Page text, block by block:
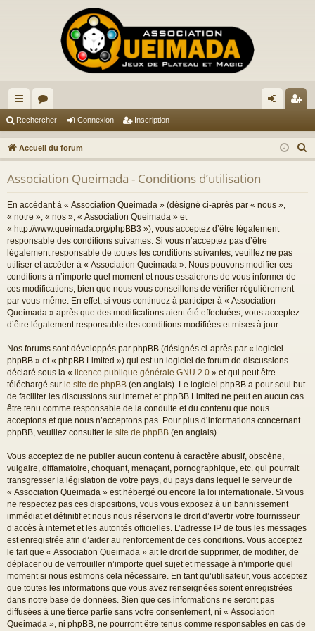
ac
co
ur
ci
s
or
u
m
s
ne
xi
cri
pti
Rechercher Connexion Inscription
Accueil du forum
e
Association Queimada - Conditions d’utilisation
En accédant à « Association Queimada » (désigné ci-après par « nous »,
« notre », « nos », « Association Queimada » et
« http://www.queimada.org/phpBB3 »), vous acceptez d’être légalement
responsable des conditions suivantes. Si vous n’acceptez pas d’être
légalement responsable de toutes les conditions suivantes, veuillez ne pas
utiliser et accéder à « Association Queimada ». Nous pouvons modifier ces
conditions à n’importe quel moment et nous essaierons de vous informer de
ces modifications, bien que nous vous conseillons de vérifier régulièrement
par vous-même. En effet, si vous continuez à participer à « Association
Queimada » après que des modifications aient été effectuées, vous acceptez
d’être légalement responsable des conditions modifiées et mises à jour.
Nos forums sont développés par phpBB (désignés ci-après par « logiciel
phpBB » et « phpBB Limited ») qui est un logiciel de forum de discussions
déclaré sous la « licence publique générale GNU 2.0 » et qui peut être
téléchargé sur le site de phpBB (en anglais). Le logiciel phpBB a pour seul but
de faciliter les discussions sur internet et phpBB Limited ne peut en aucun cas
être tenu comme responsable de la conduite et du contenu que nous
acceptons et que nous n’acceptons pas. Pour plus d’informations concernant
phpBB, veuillez consulter le site de phpBB (en anglais).
Vous acceptez de ne publier aucun contenu à caractère abusif, obscène,
vulgaire, diffamatoire, choquant, menaçant, pornographique, etc. qui pourrait
transgresser la législation de votre pays, du pays dans lequel le serveur de
« Association Queimada » est hébergé ou encore la loi internationale. Si vous
ne respectez pas ces dispositions, vous vous exposez à un bannissement
immédiat et définitif et nous nous réservons le droit d’avertir votre fournisseur
d’accès à internet et les autorités officielles. L’adresse IP de tous les messages
est enregistrée afin d’aider au renforcement de ces conditions. Vous acceptez
le fait que « Association Queimada » ait le droit de supprimer, de modifier, de
déplacer ou de verrouiller n’importe quel sujet et message à n’importe quel
moment si nous estimons cela nécessaire. En tant qu’utilisateur, vous acceptez
que toutes les informations que vous avez renseignées soient enregistrées
dans notre base de données. Bien que ces informations ne seront pas
diffusées à une tierce partie sans votre consentement, ni « Association
Queimada », ni phpBB, ne pourront être tenus comme responsables en cas de